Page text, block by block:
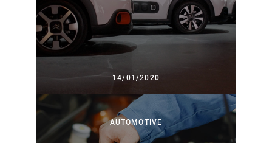
14/01/2020
AUTOMOTIVE